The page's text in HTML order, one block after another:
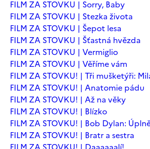
FILM ZA STOVKU | Sorry, Baby
FILM ZA STOVKU | Stezka života
FILM ZA STOVKU | Šepot lesa
FILM ZA STOVKU | Šťastná hvězda
FILM ZA STOVKU | Vermiglio
FILM ZA STOVKU | Věříme vám
FILM ZA STOVKU! | Tři mušketýři:
FILM ZA STOVKU! | Anatomie pádu
FILM ZA STOVKU! | Až na věky
FILM ZA STOVKU! | Blízko
FILM ZA STOVKU! | Bob Dylan:
FILM ZA STOVKU! | Bratr a sestra